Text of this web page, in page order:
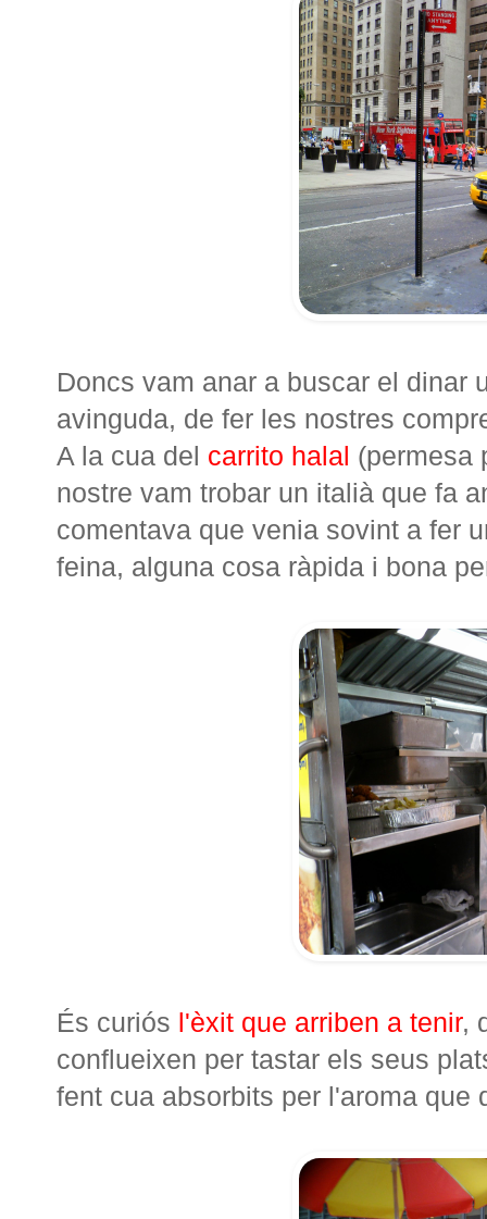
Doncs vam anar a buscar el dinar
avinguda, de fer les nostres
A la cua del carrito halal (permesa
nostre vam trobar un italià que fa
comentava que venia sovint a fer
feina, alguna cosa ràpida i bona
És curiós l'èxit que arriben a tenir,
conflueixen per tastar els seus
fent cua absorbits per l'aroma